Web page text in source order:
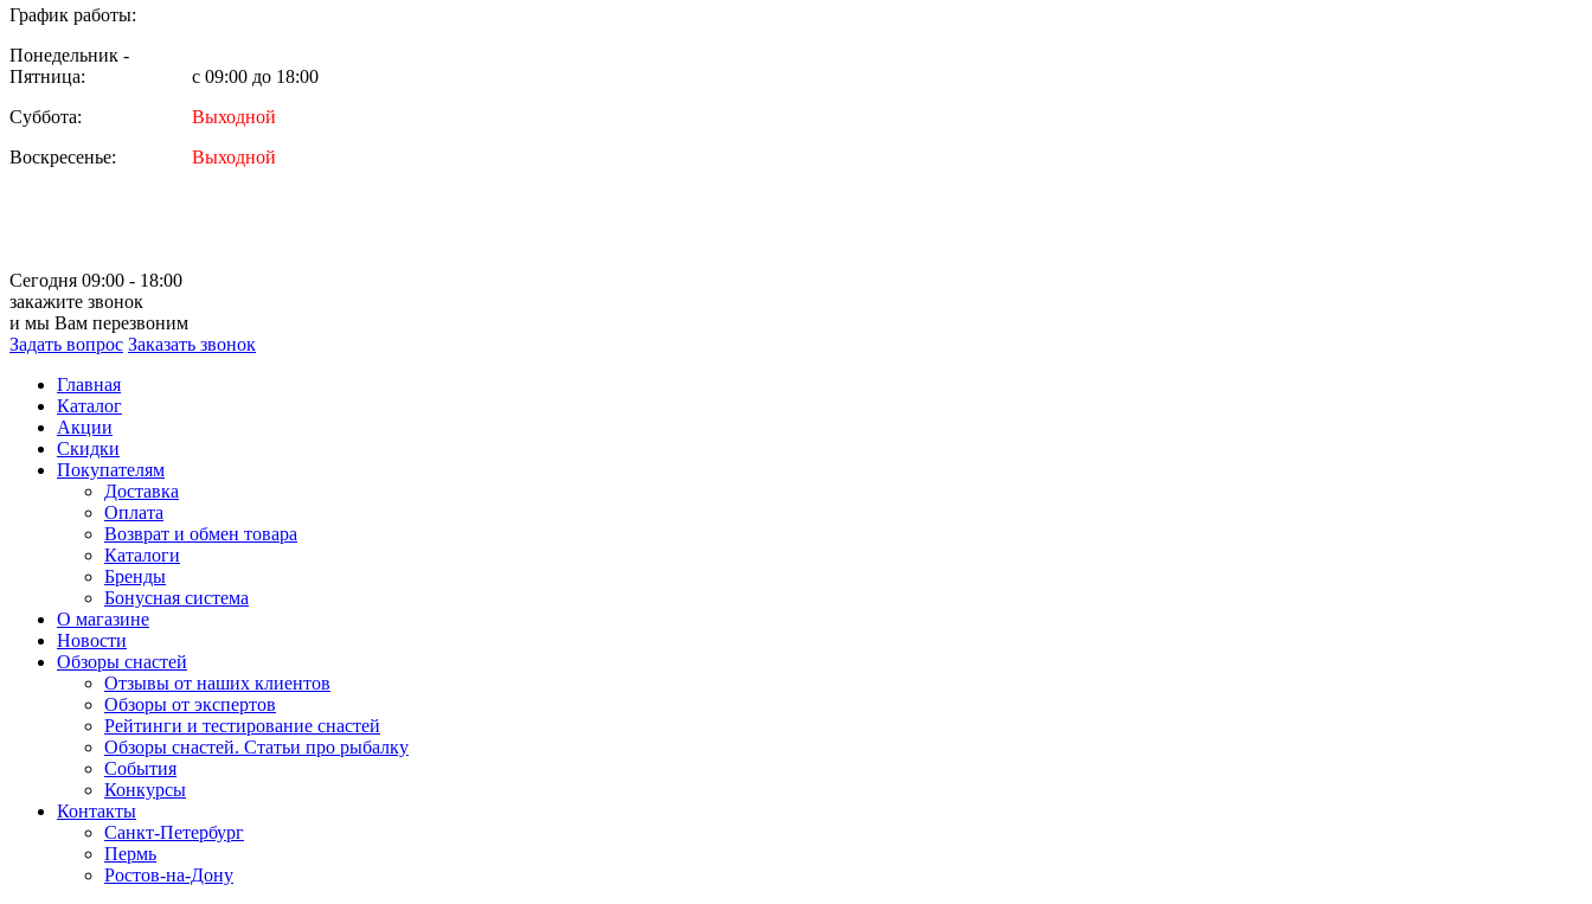
График работы:
Понедельник -
Пятница:
с 09:00 до 18:00
Суббота:
Выходной
Воскресенье:
Выходной
Сегодня 09:00 - 18:00
закажите звонок
и мы Вам перезвоним
Задать вопрос Заказать звонок
Главная
Каталог
Акции
Скидки
Покупателям
Доставка
Оплата
Возврат и обмен товара
Каталоги
Бренды
Бонусная система
О магазине
Новости
Обзоры снастей
Отзывы от наших клиентов
Обзоры от экспертов
Рейтинги и тестирование снастей
Обзоры снастей. Статьи про рыбалку
События
Конкурсы
Контакты
Санкт-Петербург
Пермь
Ростов-на-Дону